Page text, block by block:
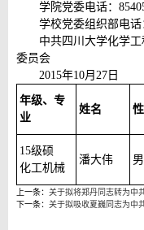
学院党委电话：
学校党委组织部电话
中共四川大学化学
委员会
2015年10月27日
年级、专
业
姓名
15级硕
化工机械
潘大伟 男
上一条： 关于拟将郑丹同志转为中
下一条： 关于拟吸收夏巍同志为中